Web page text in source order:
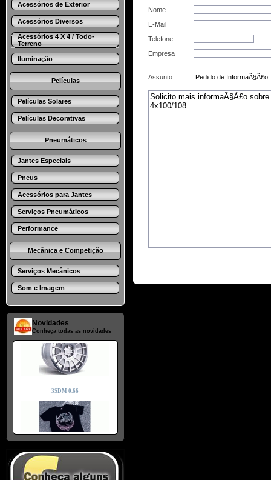
Acessórios de Exterior
Acessórios Diversos
Acessórios 4 X 4 / Todo-
Terreno
Iluminação
Películas
Películas Solares
Películas Decorativas
Pneumáticos
Jantes Especiais
Pneus
Acessórios para Jantes
Serviços Pneumáticos
Performance
Mecânica e Competição
Serviços Mecânicos
Som e Imagem
Novidades
Conheça todas as novidades
Nome
E-Mail
Telefone
Empresa
Assunto